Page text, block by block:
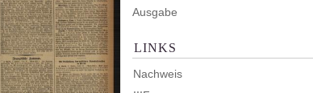
Ausgabe
LINKS
Nachweis